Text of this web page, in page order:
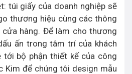
túi giấy của doanh nghiệp sẽ
thương hiệu cùng các thông
cửa hàng. Để làm cho thương
ấn trong tâm trí của khách
tới bộ phận thiết kế của công
Kim để chúng tôi design mẫu